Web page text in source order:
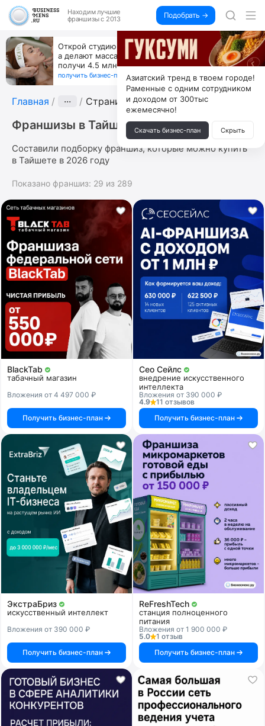
Находим лучшие
франшизы с 2013
Подобрать →
Открой студию, где не колют и не режут,
а делают массаж лица руками и в первый же год
получи 4.5 млн
получить бизнес-план ↓
Главная ··· Страница 2
Франшизы в Тайшете
Составили подборку франшиз, которые можно купить
в Тайшете в 2026 году
Показано франшиз: 29 из 289
BlackTab
табачный магазин
Вложения от 4 497 000 ₽
Получить бизнес-план
Сео Сейлс
внедрение искусственного
интеллекта
Вложения от 390 000 ₽
4.9
11 отзывов
Получить бизнес-план
ЭкстраБриз
искусственный интеллект
Вложения от 390 000 ₽
Получить бизнес-план
ReFreshTech
станция полноценного
питания
Вложения от 1 900 000 ₽
5.0
1 отзыв
Получить бизнес-план
Азиатский тренд в твоем городе!
Раменные с одним сотрудником
и доходом от 300тыс
ежемесячно!
Скачать бизнес-план Скрыть